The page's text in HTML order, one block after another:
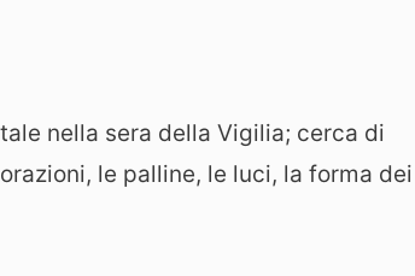
nella sera della Vigilia; cerca di
le palline, le luci, la forma dei